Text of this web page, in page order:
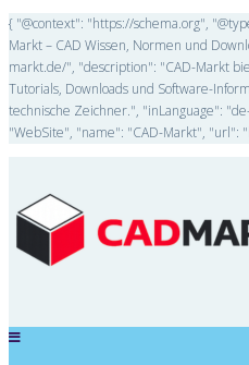
{ "@context": "https://schema.org",
Markt – CAD Wissen, Normen und
markt.de/", "description": "CAD-Markt
Tutorials, Downloads und Software-
technische Zeichner.", "inLanguage":
"WebSite", "name": "CAD-Markt", "url":